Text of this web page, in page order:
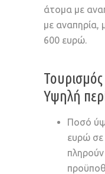
άτομα με
με
600 ευρώ.
Υψηλή
Ποσό
ευρώ
πληρούν